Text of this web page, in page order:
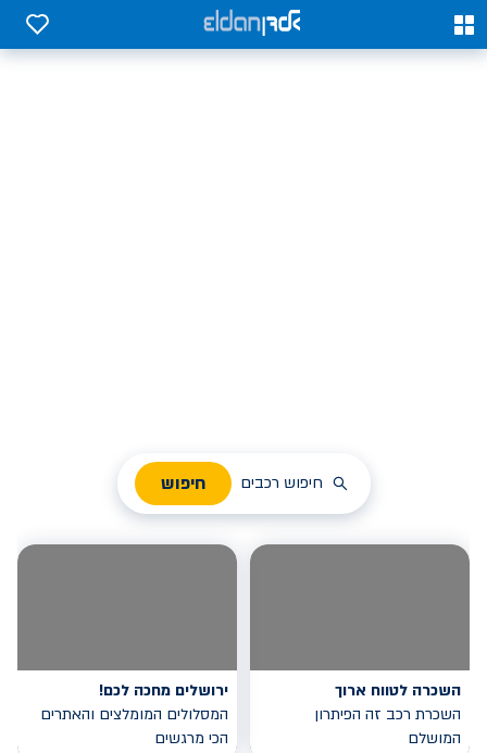
0
0
חיפוש רכבים חיפוש
השכרה לטווח ארוך
השכרת רכב זה הפיתרון
המושלם
ירושלים מחכה לכם!
המסלולים המומלצים והאתרים
הכי מרגשים